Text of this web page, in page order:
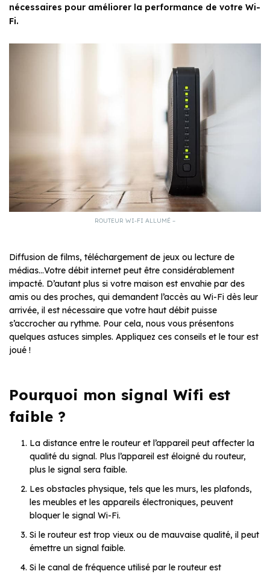
nécessaires pour améliorer la performance de votre Wi-
Fi.
ROUTEUR WI-FI ALLUMÉ –
Diffusion de films, téléchargement de jeux ou lecture de
médias…Votre débit internet peut être considérablement
impacté. D’autant plus si votre maison est envahie par des
amis ou des proches, qui demandent l’accès au Wi-Fi dès leur
arrivée, il est nécessaire que votre haut débit puisse
s’accrocher au rythme. Pour cela, nous vous présentons
quelques astuces simples. Appliquez ces conseils et le tour est
joué !
Pourquoi mon signal Wifi est
faible ?
La distance entre le routeur et l’appareil peut affecter la
qualité du signal. Plus l’appareil est éloigné du routeur,
plus le signal sera faible.
Les obstacles physique, tels que les murs, les plafonds,
les meubles et les appareils électroniques, peuvent
bloquer le signal Wi-Fi.
Si le routeur est trop vieux ou de mauvaise qualité, il peut
émettre un signal faible.
Si le canal de fréquence utilisé par le routeur est